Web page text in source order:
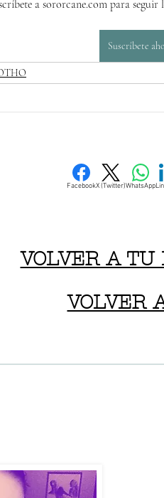
a sororcane.com para seguir
Suscríbete
FacebookX (Twitter)WhatsApp
VOLVER A
VOLVER